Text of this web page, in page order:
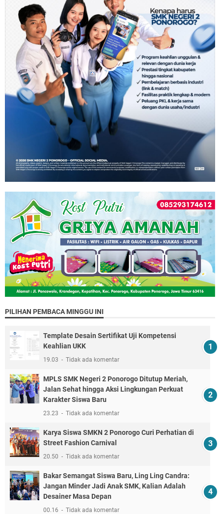
PILIHAN PEMBACA MINGGU INI
Template Desain Sertifikat Uji Kompetensi
Keahlian UKK
19.03 Tidak ada komentar
MPLS SMK Negeri 2 Ponorogo Ditutup Meriah,
Jalan Sehat hingga Aksi Lingkungan Perkuat
Karakter Siswa Baru
23.23 Tidak ada komentar
Karya Siswa SMKN 2 Ponorogo Curi Perhatian di
Street Fashion Carnival
20.50 Tidak ada komentar
Bakar Semangat Siswa Baru, Ling Ling Candra:
Jangan Minder Jadi Anak SMK, Kalian Adalah
Desainer Masa Depan
00.16 Tidak ada komentar